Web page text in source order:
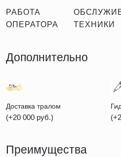
РАБОТА
ОПЕРАТОРА
ТЕХНИКИ
Дополнительно
Доставка тралом
(+20 000 руб.)
Преимущества